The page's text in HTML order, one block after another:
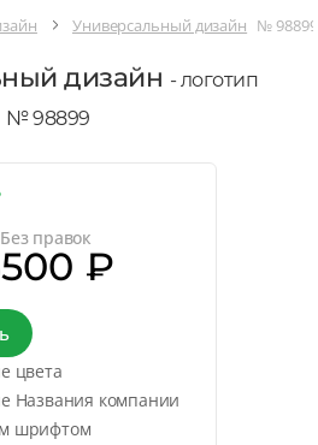
Универсальный дизайн № 98899
дизайн - логотип
№ 98899
Без правок
₽
цвета
Названия компании
шрифтом